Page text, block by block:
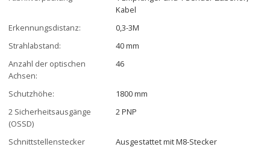
Kabel
Erkennungsdistanz:
0,3-3M
Strahlabstand:
40 mm
Anzahl der optischen
Achsen:
46
Schutzhöhe:
1800 mm
2 Sicherheitsausgänge
(OSSD)
2 PNP
Schnittstellenstecker
Ausgestattet mit M8-Stecker